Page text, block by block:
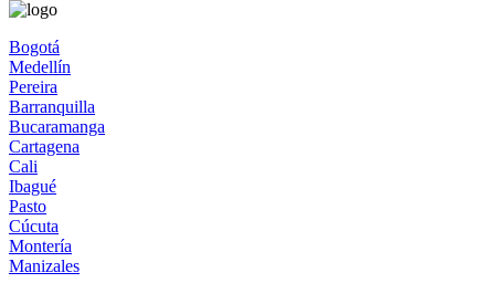
Bogotá
Medellín
Pereira
Barranquilla
Bucaramanga
Cartagena
Cali
Ibagué
Pasto
Cúcuta
Montería
Manizales